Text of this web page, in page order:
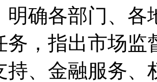
明确各部门、
务，指出市场
持、金融服务